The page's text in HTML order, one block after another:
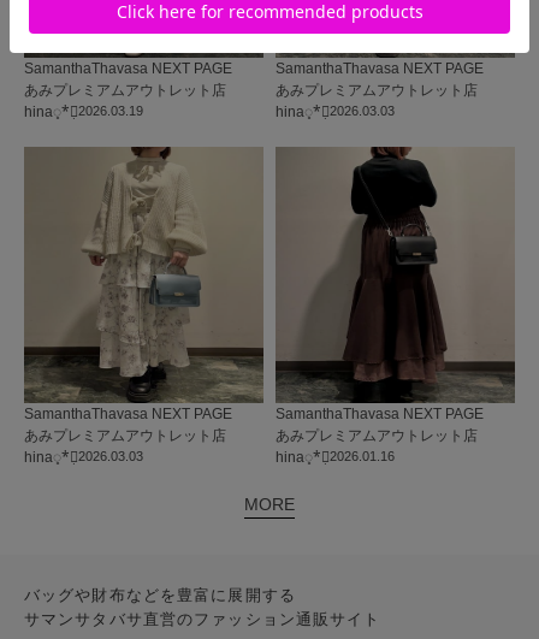
2026.03.19
SamanthaThavasa NEXT PAGE
あみプレミアムアウトレット店
hina◌̥*⃝̣
2026.03.03
SamanthaThavasa NEXT PAGE
あみプレミアムアウトレット店
hina◌̥*⃝̣
2026.03.03
SamanthaThavasa NEXT PAGE
あみプレミアムアウトレット店
hina◌̥*⃝̣
2026.01.16
SamanthaThavasa NEXT PAGE
あみプレミアムアウトレット店
hina◌̥*⃝̣
MORE
バッグや財布などを豊富に展開する
サマンサタバサ直営のファッション通販サイト